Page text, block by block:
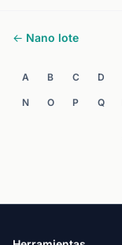
← Nano lote
A B C D
N O P Q